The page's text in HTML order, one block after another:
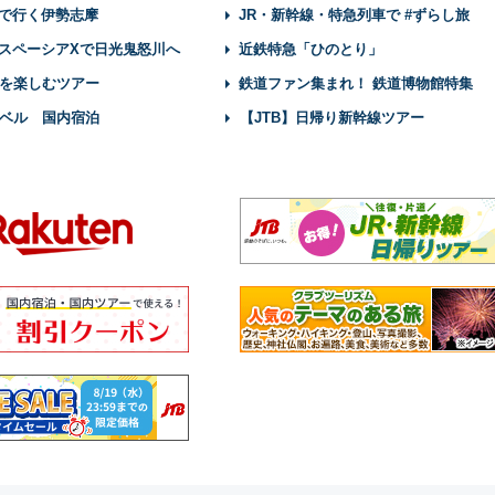
行く伊勢志摩 JR・新幹線・特急列車で #ずらし旅
ペーシアXで日光鬼怒川へ 近鉄特急「ひのとり」
楽しむツアー 鉄道ファン集まれ！ 鉄道博物館特集
ル 国内宿泊 【JTB】日帰り新幹線ツアー